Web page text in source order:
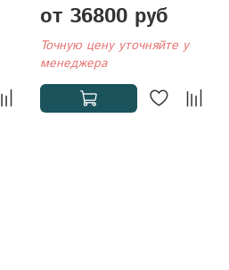
от 36800 руб
Точную цену уточняйте у
менеджера